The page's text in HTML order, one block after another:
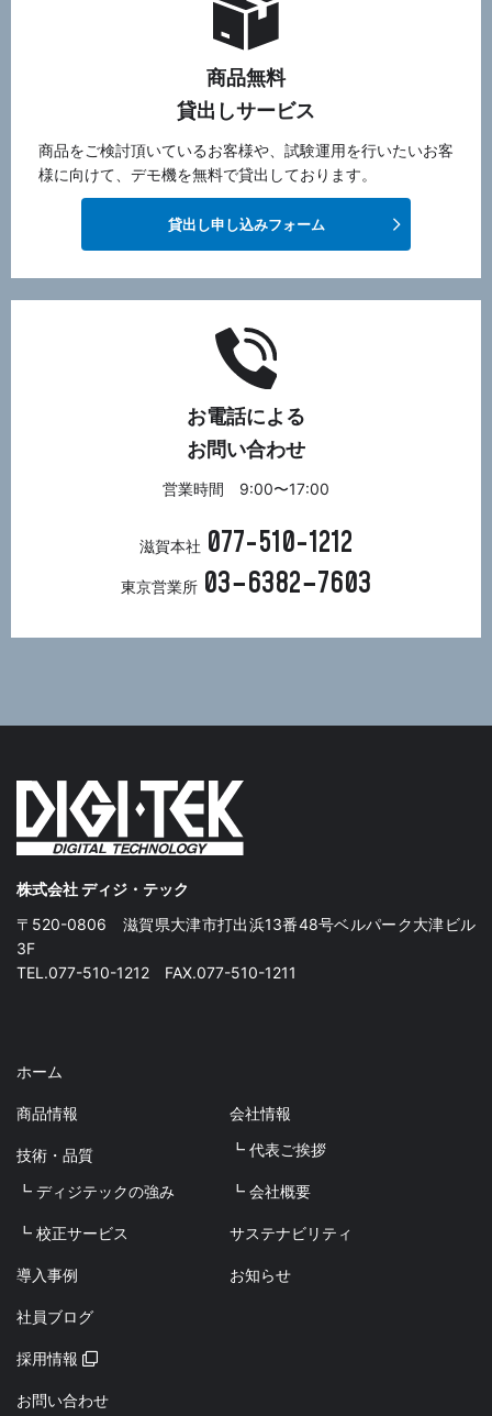
商品無料
貸出しサービス
商品をご検討頂いているお客様や、試験運用を行いたいお客
様に向けて、デモ機を無料で貸出しております。
貸出し申し込みフォーム
お電話による
お問い合わせ
営業時間 9:00〜17:00
滋賀本社 077-510-1212
東京営業所 03−6382−7603
株式会社 ディジ・テック
〒520-0806 滋賀県大津市打出浜13番48号ベルパーク大津ビル
3F
TEL.077-510-1212 FAX.077-510-1211
ホーム
商品情報
技術・品質
┗ ディジテックの強み
┗ 校正サービス
導入事例
会社情報
┗ 代表ご挨拶
┗ 会社概要
サステナビリティ
お知らせ
社員ブログ
採用情報
お問い合わせ